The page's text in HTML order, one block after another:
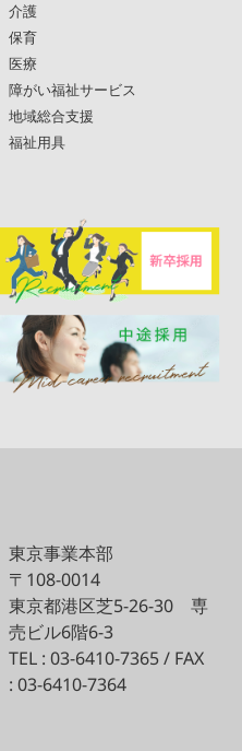
介護
保育
医療
障がい福祉サービス
地域総合支援
福祉用具
東京事業本部
〒108-0014
東京都港区芝5-26-30 専
売ビル6階6-3
TEL : 03-6410-7365 / FAX
: 03-6410-7364